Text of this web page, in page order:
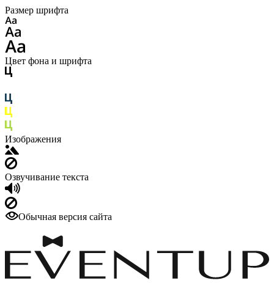
Размер шрифта
Цвет фона и шрифта
Изображения
Озвучивание текста
Обычная версия сайта